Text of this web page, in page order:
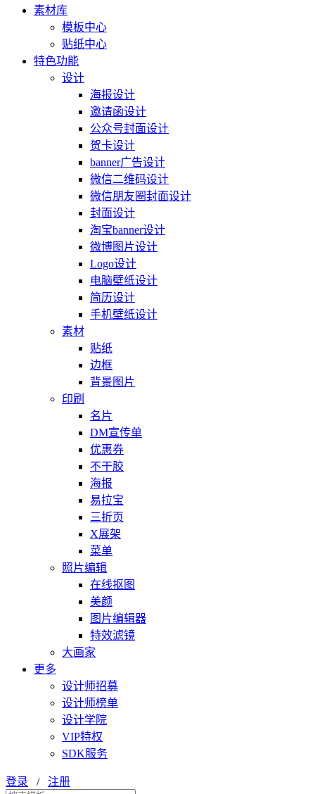
素材库
模板中心
贴纸中心
特色功能
设计
海报设计
邀请函设计
公众号封面设计
贺卡设计
banner广告设计
微信二维码设计
微信朋友圈封面设计
封面设计
淘宝banner设计
微博图片设计
Logo设计
电脑壁纸设计
简历设计
手机壁纸设计
素材
贴纸
边框
背景图片
印刷
名片
DM宣传单
优惠券
不干胶
海报
易拉宝
三折页
X展架
菜单
照片编辑
在线抠图
美颜
图片编辑器
特效滤镜
大画家
更多
设计师招募
设计师榜单
设计学院
VIP特权
SDK服务
登录 / 注册